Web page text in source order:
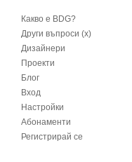
Какво е BDG?
Други въпроси (x)
Дизайнери
Проекти
Блог
Вход
Настройки
Абонаменти
Регистрирай се